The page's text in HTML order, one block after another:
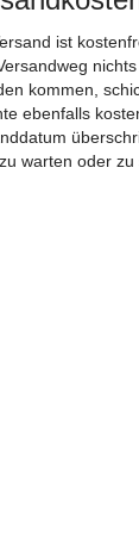
ist
kommen,
ebenfalls
warten oder